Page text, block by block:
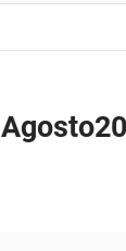
Agosto